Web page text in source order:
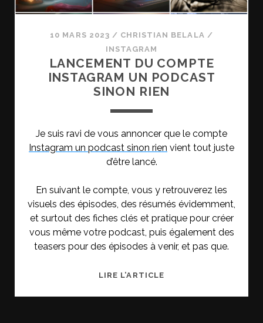
10 MARS 2023 / CHRISTIAN BELALA /
INSTAGRAM
LANCEMENT DU COMPTE
INSTAGRAM UN PODCAST
SINON RIEN
Je suis ravi de vous annoncer que le compte
Instagram un podcast sinon rien vient tout juste
d’être lancé.
En suivant le compte, vous y retrouverez les
visuels des épisodes, des résumés évidemment,
et surtout des fiches clés et pratique pour créer
vous même votre podcast, puis également des
teasers pour des épisodes à venir, et pas que.
LIRE L’ARTICLELANCEMENT